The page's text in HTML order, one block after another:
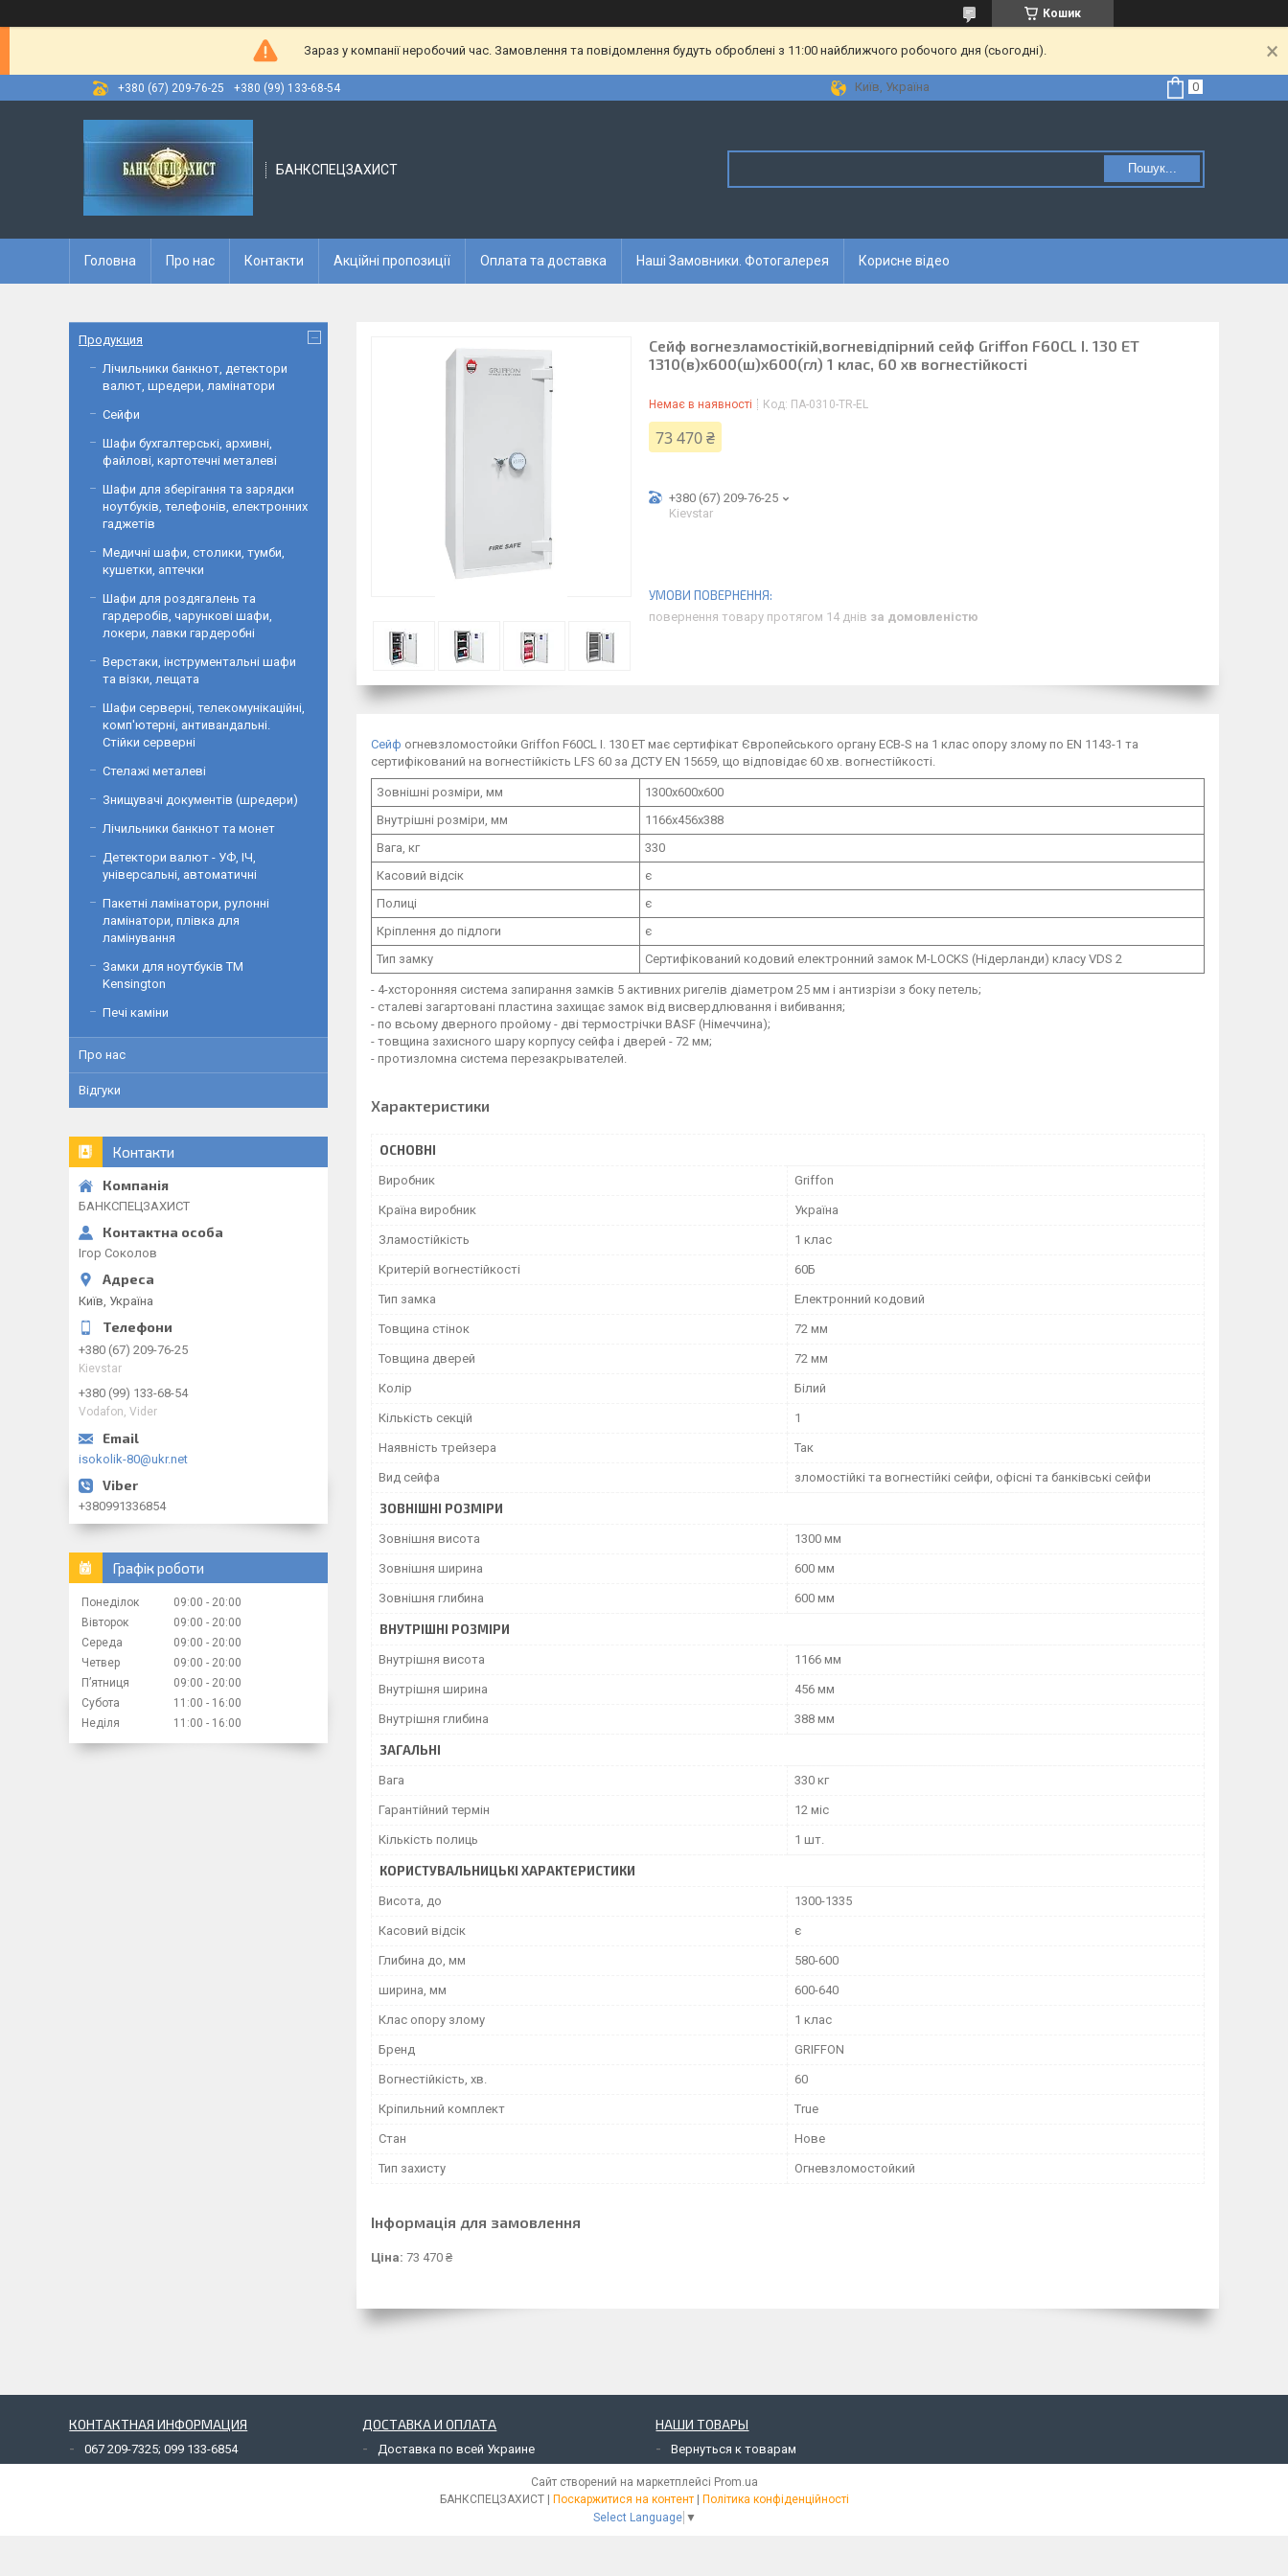
Кошик
Зараз у компанії неробочий час. Замовлення та повідомлення будуть оброблені з 11:00 найближчого робочого дня (сьогодні).
+380 (67) 209-76-25 +380 (99) 133-68-54 Київ, Україна
БАНКСПЕЦЗАХИСТ Пошук...
Головна Про нас Контакти Акційні пропозиції Оплата та доставка Наші Замовники. Фотогалерея Корисне відео
Сейф вогнезламостікій,вогневідпірний сейф Griffon F60CL I. 130 ET
1310(в)х600(ш)х600(гл) 1 клас, 60 хв вогнестійкості
Немає в наявності Код: ПА-0310-TR-EL
73 470 ₴
+380 (67) 209-76-25
Kievstar
повернення товару протягом 14 днів за домовленістю
Сейф огневзломостойки Griffon F60CL I. 130 ET має сертифікат Європейського органу ECB-S на 1 клас опору злому по EN 1143-1 та
сертифікований на вогнестійкість LFS 60 за ДСТУ EN 15659, що відповідає 60 хв. вогнестійкості.
Зовнішні розміри, мм
1300х600х600
Внутрішні розміри, мм
1166х456х388
Вага, кг
330
Касовий відсік
є
Полиці
є
Кріплення до підлоги
є
Тип замку
Сертифікований кодовий електронний замок M-LOCKS (Нідерланди) класу VDS 2
- 4-хсторонняя система запирання замків 5 активних ригелів діаметром 25 мм і антизрізи з боку петель;
- сталеві загартовані пластина захищає замок від висвердлювання і вибивання;
- по всьому дверного пройому - дві термострічки BASF (Німеччина);
- товщина захисного шару корпусу сейфа і дверей - 72 мм;
- протизломна система перезакрывателей.
Характеристики
ОСНОВНІ
Виробник Griffon
Країна виробник Україна
Зламостійкість 1 клас
Критерій вогнестійкості 60Б
Тип замка Електронний кодовий
Товщина стінок 72 мм
Товщина дверей 72 мм
Колір Білий
Кількість секцій 1
Наявність трейзера Так
Вид сейфа зломостійкі та вогнестійкі сейфи, офісні та банківські сейфи
ЗОВНІШНІ РОЗМІРИ
Зовнішня висота 1300 мм
Зовнішня ширина 600 мм
Зовнішня глибина 600 мм
ВНУТРІШНІ РОЗМІРИ
Внутрішня висота 1166 мм
Внутрішня ширина 456 мм
Внутрішня глибина 388 мм
ЗАГАЛЬНІ
Вага 330 кг
Гарантійний термін 12 міс
Кількість полиць 1 шт.
КОРИСТУВАЛЬНИЦЬКІ ХАРАКТЕРИСТИКИ
Висота, до 1300-1335
Касовий відсік є
Глибина до, мм 580-600
ширина, мм 600-640
Клас опору злому 1 клас
Бренд GRIFFON
Вогнестійкість, хв. 60
Кріпильний комплект True
Стан Нове
Тип захисту Огневзломостойкий
Інформація для замовлення
Ціна: 73 470 ₴
Продукция
Лічильники банкнот, детектори
валют, шредери, ламінатори
Сейфи
Шафи бухгалтерські, архивні,
файлові, картотечні металеві
Шафи для зберігання та зарядки
ноутбуків, телефонів, електронних
гаджетів
Медичні шафи, столики, тумби,
кушетки, аптечки
Шафи для роздягалень та
гардеробів, чарункові шафи,
локери, лавки гардеробні
Верстаки, інструментальні шафи
та візки, лещата
Шафи серверні, телекомунікаційні,
комп'ютерні, антивандальні.
Стійки серверні
Стелажі металеві
Знищувачі документів (шредери)
Лічильники банкнот та монет
Детектори валют - УФ, ІЧ,
універсальні, автоматичні
Пакетні ламінатори, рулонні
ламінатори, плівка для
ламінування
Замки для ноутбуків ТМ
Kensington
Печі каміни
Про нас
Відгуки
Контакти
БАНКСПЕЦЗАХИСТ
Ігор Соколов
Київ, Україна
+380 (67) 209-76-25
Kievstar
+380 (99) 133-68-54
Vodafon, Vider
isokolik-80@ukr.net
+380991336854
Графік роботи
Понеділок 09:00
20:00
Вівторок
09:00
20:00
Середа
09:00
20:00
Четвер
09:00
20:00
Пʼятниця
09:00
20:00
Субота
11:00
16:00
Неділя
11:00 16:00
КОНТАКТНАЯ ИНФОРМАЦИЯ
067 209-7325; 099 133-6854
ДОСТАВКА И ОПЛАТА
Доставка по всей Украине
НАШИ ТОВАРЫ
Вернуться к товарам
Сайт створений на маркетплейсі Prom.ua
Поскаржитися на контент
Політика конфіденційності
Select Language ▼